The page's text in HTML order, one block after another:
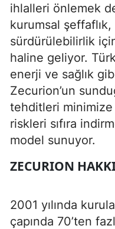
ihlalleri önlemek
kurumsal
sürdürülebilirlik
haline geliyor.
enerji ve sağlık
Zecurion’un
tehditleri
riskleri sıfıra
model sunuyor.
ZECURION
2001 yılında
çapında 70’ten